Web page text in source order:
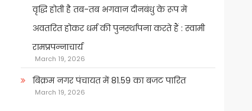
वृद्धि होती है तब-तब भगवान दीनबंधु के रूप में
अवतरित होकर धर्म की पुनर्स्थापना करते हैं : स्वामी
रामप्रपन्नाचार्य
March 19, 2026
बिक्रम नगर पंचायत में 81.59 का बजट पारित
March 19, 2026